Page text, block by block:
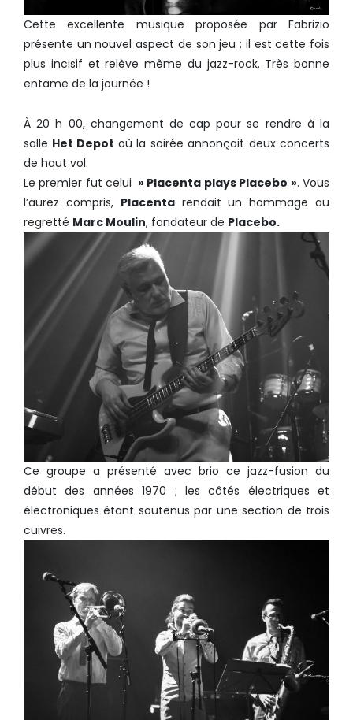
Cette excellente musique proposée par Fabrizio
présente un nouvel aspect de son jeu : il est cette fois
plus incisif et relève même du jazz-rock. Très bonne
entame de la journée !
À 20 h 00, changement de cap pour se rendre à la
salle Het Depot où la soirée annonçait deux concerts
de haut vol.
Le premier fut celui » Placenta plays Placebo ». Vous
l’aurez compris, Placentarendait un hommage au
regretté Marc Moulin, fondateur de Placebo.
Ce groupe a présenté avec brio ce jazz-fusion du
début des années 1970 ; les côtés électriques et
électroniques étant soutenus par une section de trois
cuivres.